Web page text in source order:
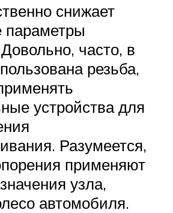
снижает
параметры
часто, в
резьба,
устройства для
Разумеется,
применяют
узла,
автомобиля.